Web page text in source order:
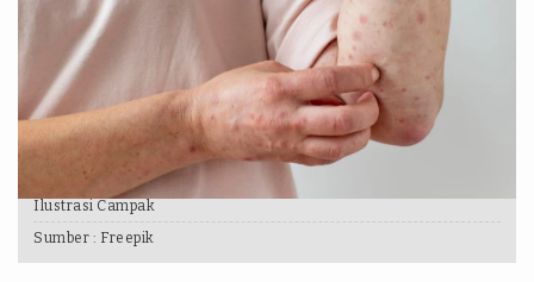
Ilustrasi Campak
Sumber : Freepik